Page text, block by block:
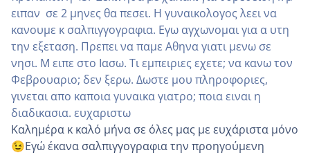
ειπαν σε 2 μηνες θα πεσει. Η γυναικολογος λεει να
κανουμε κ σαλπιγγογραφια. Εγω αγχωνομαι για α υτη
την εξεταση. Πρεπει να παμε Αθηνα γιατι μενω σε
νησι. Μ ειπε στο Ιασω. Τι εμπειριες εχετε; να κανω τον
Φεβρουαριο; δεν ξερω. Δωστε μου πληροφοριες,
γινεται απο καποια γυναικα γιατρο; ποια ειναι η
διαδικασια. ευχαριστω
Καλημέρα κ καλό μήνα σε όλες μας με ευχάριστα μόνο
😉Εγώ έκανα σαλπιγγογραφια την προηγούμενη